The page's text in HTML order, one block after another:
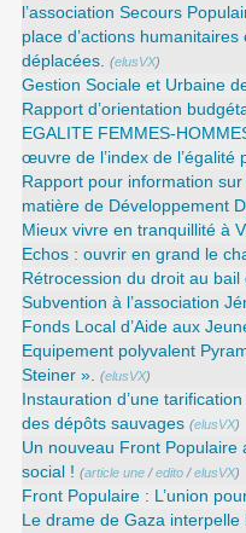
l’association Secours
place d’actions
déplacées. (elusVX)
Gestion Sociale et Urbaine
Rapport d’orientation
EGALITE FEMMES-
œuvre de l’index de l’égalité
Rapport pour information
matière de Développement
Mieux vivre en tranquillité à
Echos : ouvrir en grand le
Rétrocession du droit au
Subvention à l’association
Fonds Local d’Aide aux
Equipement polyvalent
Steiner ». (elusVX)
Instauration d’une
des dépôts sauvages (elusVX)
Un nouveau Front Populaire
social ! (article une/edito/elusVX)
Front Populaire : L’union
Le drame de Gaza